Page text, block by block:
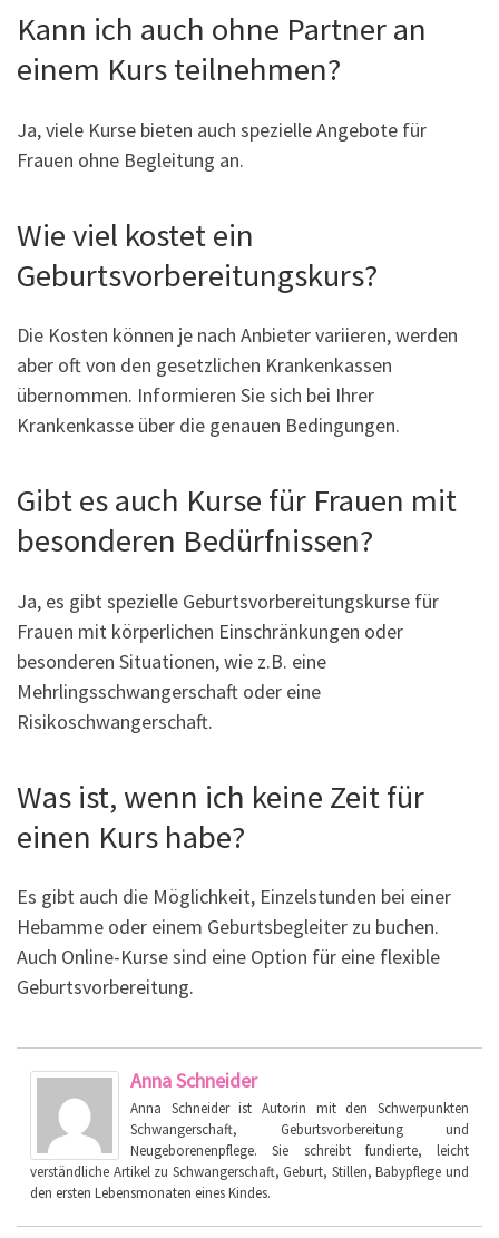
Kann ich auch ohne Partner an
einem Kurs teilnehmen?
Ja, viele Kurse bieten auch spezielle Angebote für
Frauen ohne Begleitung an.
Wie viel kostet ein
Geburtsvorbereitungskurs?
Die Kosten können je nach Anbieter variieren, werden
aber oft von den gesetzlichen Krankenkassen
übernommen. Informieren Sie sich bei Ihrer
Krankenkasse über die genauen Bedingungen.
Gibt es auch Kurse für Frauen mit
besonderen Bedürfnissen?
Ja, es gibt spezielle Geburtsvorbereitungskurse für
Frauen mit körperlichen Einschränkungen oder
besonderen Situationen, wie z.B. eine
Mehrlingsschwangerschaft oder eine
Risikoschwangerschaft.
Was ist, wenn ich keine Zeit für
einen Kurs habe?
Es gibt auch die Möglichkeit, Einzelstunden bei einer
Hebamme oder einem Geburtsbegleiter zu buchen.
Auch Online-Kurse sind eine Option für eine flexible
Geburtsvorbereitung.
Anna Schneider
Anna Schneider ist Autorin mit den Schwerpunkten
Schwangerschaft, Geburtsvorbereitung und
Neugeborenenpflege. Sie schreibt fundierte, leicht
verständliche Artikel zu Schwangerschaft, Geburt, Stillen, Babypflege und
den ersten Lebensmonaten eines Kindes.